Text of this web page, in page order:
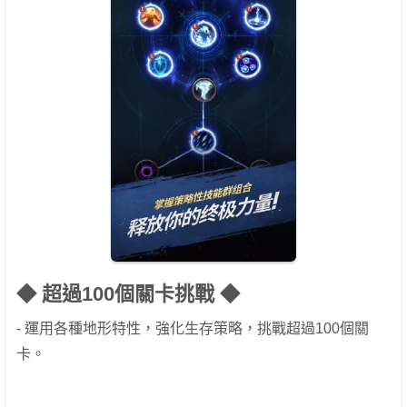
◆ 超過100個關卡挑戰 ◆
- 運用各種地形特性，強化生存策略，挑戰超過100個關
卡。